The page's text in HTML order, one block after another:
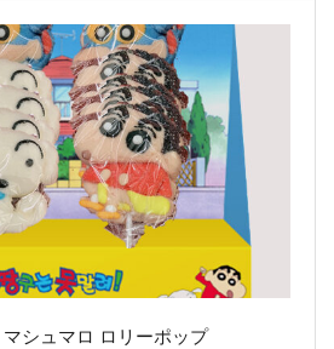
シュマロ ロリーポップ